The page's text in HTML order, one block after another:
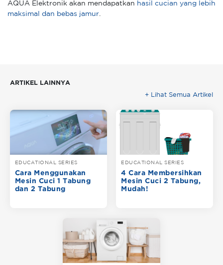
AQUA Elektronik akan mendapatkan hasil cucian yang lebih
maksimal dan bebas jamur
ARTIKEL LAINNYA
+ Lihat Semua Artikel
EDUCATIONAL SERIES
Cara Menggunakan
Mesin Cuci 1 Tabung
dan 2 Tabung
EDUCATIONAL SERIES
4 Cara Membersihkan
Mesin Cuci 2 Tabung,
Mudah!